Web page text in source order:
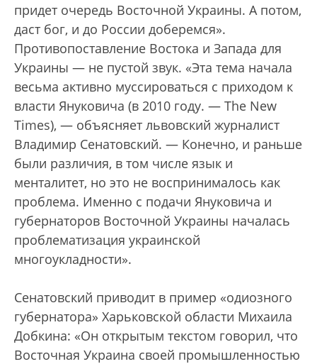
придет очередь Восточной Украины. А потом,
даст бог, и до России доберемся».
Противопоставление Востока и Запада для
Украины — не пустой звук. «Эта тема начала
весьма активно муссироваться с приходом к
власти Януковича (в 2010 году. — The New
Times), — объясняет львовский журналист
Владимир Сенатовский. — Конечно, и раньше
были различия, в том числе язык и
менталитет, но это не воспринималось как
проблема. Именно с подачи Януковича и
губернаторов Восточной Украины началась
проблематизация украинской
многоукладности».
Сенатовский приводит в пример «одиозного
губернатора» Харьковской области Михаила
Добкина: «Он открытым текстом говорил, что
Восточная Украина своей промышленностью